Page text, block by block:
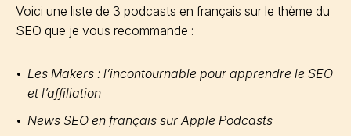
Voici une liste de 3 podcasts en français sur le thème du
SEO que je vous recommande :
Les Makers : l’incontournable pour apprendre le SEO
et l’affiliation
News SEO en français sur Apple Podcasts